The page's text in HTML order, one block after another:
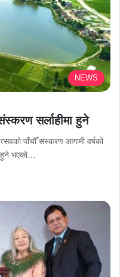
NEWS
सर्लाहीमा हुने
पाँचौँ संस्करण आगामी वर्षको
हुने भएको…